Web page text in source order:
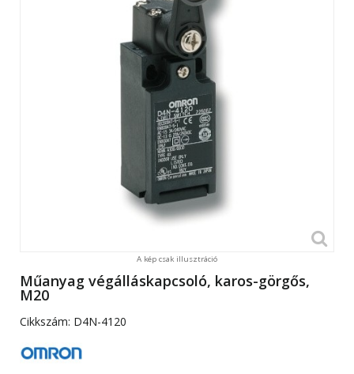
A kép csak illusztráció
Műanyag végálláskapcsoló, karos-görgős,
M20
Cikkszám: D4N-4120